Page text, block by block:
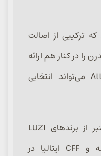
ترکیبی از اصالت
را در کنار هم ارائه
دهد، Attar Collection Areej می‌تواند انتخابی
این عطر با اسانس‌های معتبر از برندهای LUZI
سوئیس، ARGEVILLE فرانسه و CFF ایتالیا در